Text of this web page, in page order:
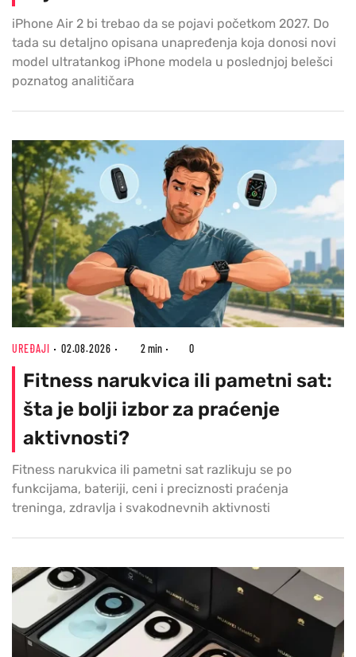
iPhone Air 2 bi trebao da se pojavi početkom 2027. Do
tada su detaljno opisana unapređenja koja donosi novi
model ultratankog iPhone modela u poslednjoj belešci
poznatog analitičara
UREĐAJI 02.08.2026 2 min 0
Fitness narukvica ili pametni sat:
šta je bolji izbor za praćenje
aktivnosti?
Fitness narukvica ili pametni sat razlikuju se po
funkcijama, bateriji, ceni i preciznosti praćenja
treninga, zdravlja i svakodnevnih aktivnosti